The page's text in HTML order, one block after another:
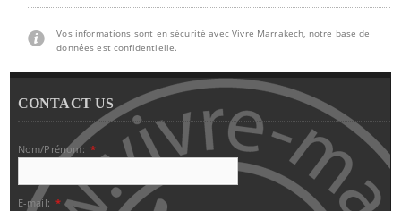
Vos informations sont en sécurité avec Vivre Marrakech, notre base de
données est confidentielle.
CONTACT US
Nom/Prénom: *
E-mail: *